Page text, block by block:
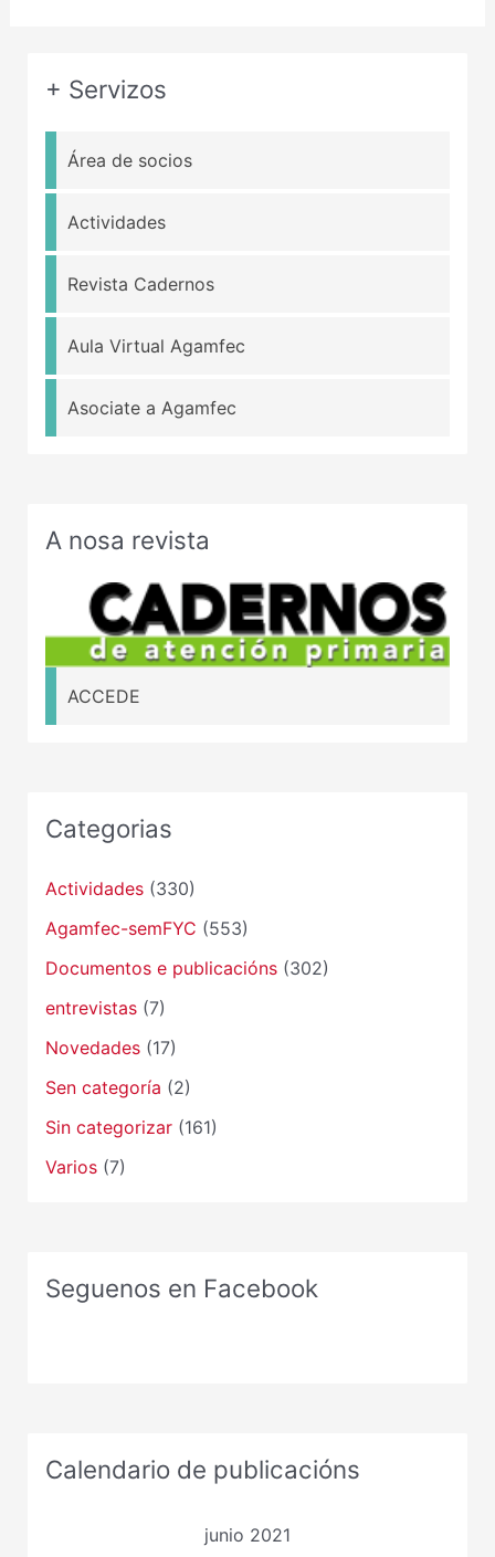
+ Servizos
Área de socios
Actividades
Revista Cadernos
Aula Virtual Agamfec
Asociate a Agamfec
A nosa revista
ACCEDE
Categorias
Actividades(330)
Agamfec-semFYC (553)
Documentos e publicacións(302)
entrevistas(7)
Novedades(17)
Sen categoría (2)
Sin categorizar(161)
Varios(7)
Seguenos en Facebook
Calendario de publicacións
junio 2021